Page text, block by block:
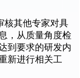
核其他专家对具
，从质量角度检
到要求的研发内
新进行相关工